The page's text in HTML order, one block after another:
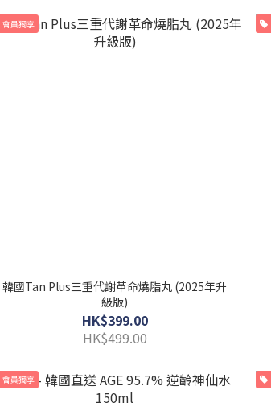
會員獨享
韓國Tan Plus三重代謝革命燒脂丸 (2025年升
級版)
HK$399.00
HK$499.00
會員獨享